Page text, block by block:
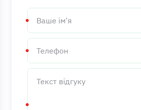
Ваше
ім'я
Телефон
Текст
відгуку